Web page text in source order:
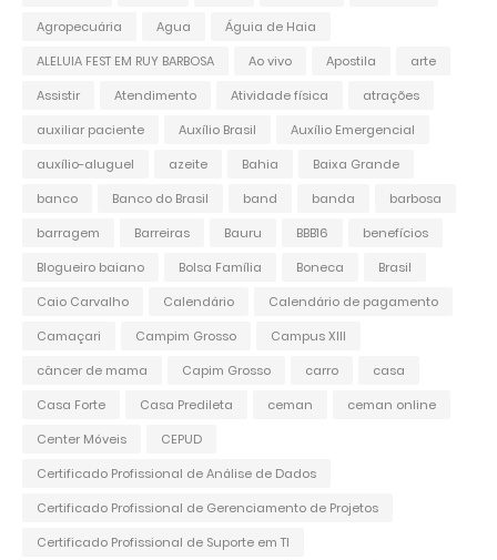
Agropecuária
Agua
Águia de Haia
ALELUIA FEST EM RUY BARBOSA
Ao vivo Apostila
arte
Assistir
Atendimento Atividade física
atrações
auxiliar paciente
Auxílio Brasil
Auxílio Emergencial
auxílio-aluguel
azeite Bahia
Baixa Grande
banco
Banco do Brasil band banda
barbosa
barragem
Barreiras Bauru BBB16
benefícios
Blogueiro baiano
Bolsa Família Boneca
Brasil
Caio Carvalho
Calendário
Calendário de pagamento
Camaçari
Campim Grosso
Campus XIII
câncer de mama
Capim Grosso carro
casa
Casa Forte
Casa Predileta ceman
ceman online
Center Móveis
CEPUD
Certificado Profissional de Análise de Dados
Certificado Profissional de Gerenciamento de Projetos
Certificado Profissional de Suporte em TI